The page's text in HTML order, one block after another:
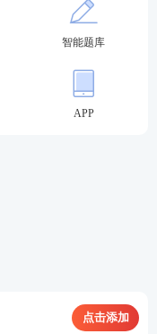
系统界面、信息
整度”、“报名前步
智能题库
APP
点击添加